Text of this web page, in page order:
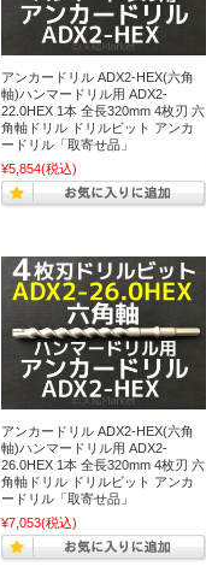
アンカードリル ADX2-HEX(六角
軸)ハンマードリル用 ADX2-
22.0HEX 1本 全長320mm 4枚刃 六
角軸ドリル ドリルビット アンカ
ードリル「取寄せ品」
¥5,854(税込)
アンカードリル ADX2-HEX(六角
軸)ハンマードリル用 ADX2-
26.0HEX 1本 全長320mm 4枚刃 六
角軸ドリル ドリルビット アンカ
ードリル「取寄せ品」
¥7,053(税込)